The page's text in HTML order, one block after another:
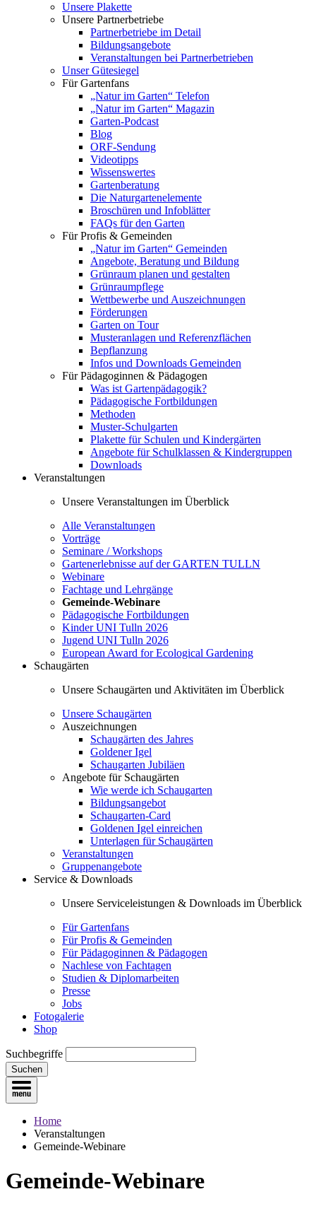
Unsere Plakette
Unsere Partnerbetriebe
Partnerbetriebe im Detail
Bildungsangebote
Veranstaltungen bei Partnerbetrieben
Unser Gütesiegel
Für Gartenfans
„Natur im Garten“ Telefon
„Natur im Garten“ Magazin
Garten-Podcast
Blog
ORF-Sendung
Videotipps
Wissenswertes
Gartenberatung
Die Naturgartenelemente
Broschüren und Infoblätter
FAQs für den Garten
Für Profis & Gemeinden
„Natur im Garten“ Gemeinden
Angebote, Beratung und Bildung
Grünraum planen und gestalten
Grünraumpflege
Wettbewerbe und Auszeichnungen
Förderungen
Garten on Tour
Musteranlagen und Referenzflächen
Bepflanzung
Infos und Downloads Gemeinden
Für Pädagoginnen & Pädagogen
Was ist Gartenpädagogik?
Pädagogische Fortbildungen
Methoden
Muster-Schulgarten
Plakette für Schulen und Kindergärten
Angebote für Schulklassen & Kindergruppen
Downloads
Veranstaltungen
Unsere Veranstaltungen im Überblick
Alle Veranstaltungen
Vorträge
Seminare / Workshops
Gartenerlebnisse auf der GARTEN TULLN
Webinare
Fachtage und Lehrgänge
Gemeinde-Webinare
Pädagogische Fortbildungen
Kinder UNI Tulln 2026
Jugend UNI Tulln 2026
European Award for Ecological Gardening
Schaugärten
Unsere Schaugärten und Aktivitäten im Überblick
Unsere Schaugärten
Auszeichnungen
Schaugärten des Jahres
Goldener Igel
Schaugarten Jubiläen
Angebote für Schaugärten
Wie werde ich Schaugarten
Bildungsangebot
Schaugarten-Card
Goldenen Igel einreichen
Unterlagen für Schaugärten
Veranstaltungen
Gruppenangebote
Service & Downloads
Unsere Serviceleistungen & Downloads im Überblick
Für Gartenfans
Für Profis & Gemeinden
Für Pädagoginnen & Pädagogen
Nachlese von Fachtagen
Studien & Diplomarbeiten
Presse
Jobs
Fotogalerie
Shop
Suchbegriffe
Suchen
Home
Veranstaltungen
Gemeinde-Webinare
Gemeinde-Webinare